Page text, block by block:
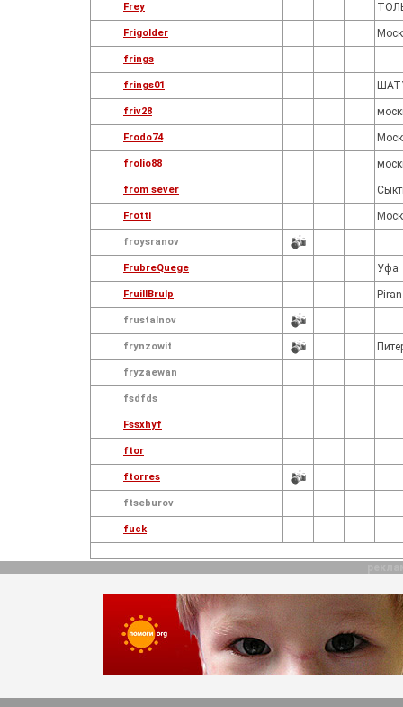
Frey
Frigolder
frings
frings01
friv28
Frodo74
frolio88
from sever
Frotti
froysranov
FrubreQuege Уфа
FruillBrulp Piran
frustalnov
frynzowit
fryzaewan
fsdfds
Fssxhyf
ftor
ftorres
ftseburov
fuck